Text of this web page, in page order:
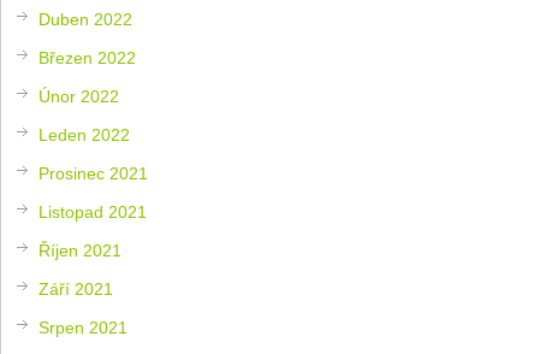
Duben 2022
Březen 2022
Únor 2022
Leden 2022
Prosinec 2021
Listopad 2021
Říjen 2021
Září 2021
Srpen 2021